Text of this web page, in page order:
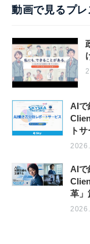
動画で見るプ
AIで
ト
AIで
革」